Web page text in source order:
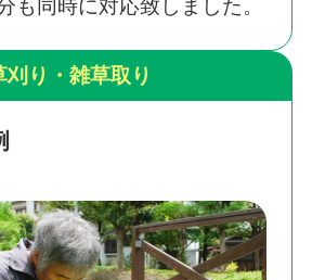
も同時に対応致しました。
刈り・雑草取り